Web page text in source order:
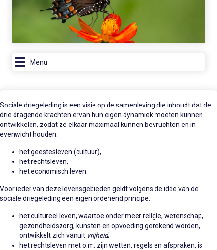
Menu
Sociale driegeleding is een visie op de samenleving die inhoudt dat de
drie dragende krachten ervan hun eigen dynamiek moeten kunnen
ontwikkelen, zodat ze elkaar maximaal kunnen bevruchten en in
evenwicht houden:
het geestesleven (cultuur),
het rechtsleven,
het economisch leven.
Voor ieder van deze levensgebieden geldt volgens de idee van de
sociale driegeleding een eigen ordenend principe:
het cultureel leven, waartoe onder meer religie, wetenschap,
gezondheidszorg, kunsten en opvoeding gerekend worden,
ontwikkelt zich vanuit vrijheid;
het rechtsleven met o.m. zijn wetten, regels en afspraken, is